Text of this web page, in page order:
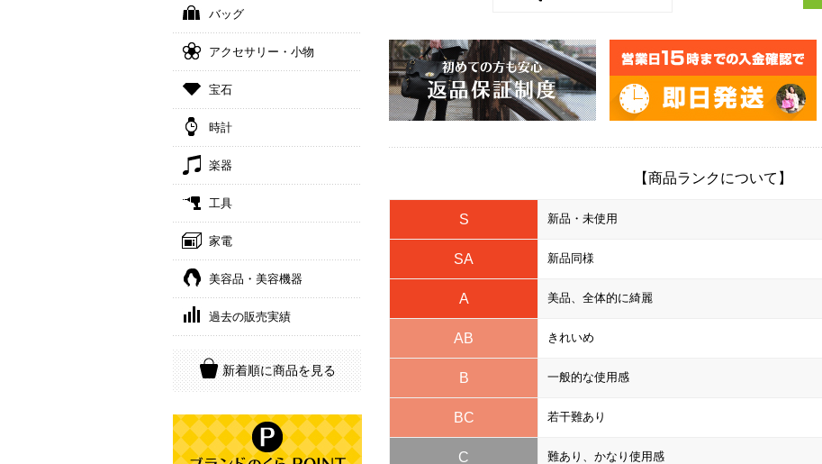
バッグ
アクセサリー・小物
宝石
時計
楽器
工具
家電
美容品・美容機器
過去の販売実績
新着順に商品を見る
【商品ランクについて】
S 新品・未使用
SA 新品同様
A 美品、全体的に綺麗
AB きれいめ
B 一般的な使用感
BC 若干難あり
C 難あり、かなり使用感